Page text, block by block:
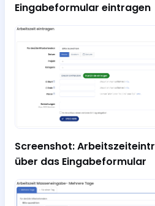
Eingabeformular eintragen
Screenshot:
über das Eingabeformular